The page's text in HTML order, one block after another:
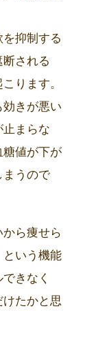
抑制する
される
ります。
きが悪い
まらな
糖値が下が
まうので
ら痩せら
という機能
きなく
たかと思